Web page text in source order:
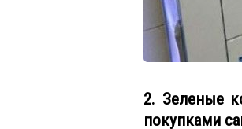
2. Зеленые
покупками